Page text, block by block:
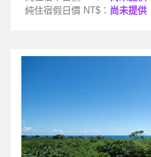
純住宿假日價 NT$： 尚未提供